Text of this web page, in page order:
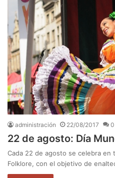
administración 22/08/2017 0
22 de agosto: Día
Cada 22 de agosto se celebra en
Folklore, con el objetivo de